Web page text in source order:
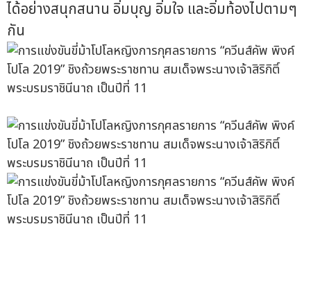
ได้อย่างสนุกสนาน อิ่มบุญ อิ่มใจ และอิ่มท้องไปตามๆ
กัน